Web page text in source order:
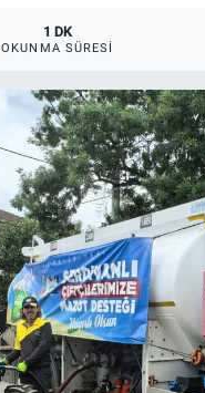
1 DK
OKUNMA SÜRESI